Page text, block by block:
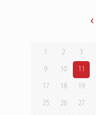
1 2 3
9 10 11
17 18 19
25 26 27